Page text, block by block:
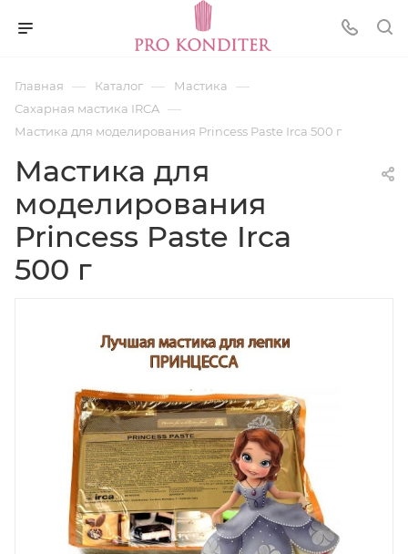
Главная — Каталог — Мастика —
Сахарная мастика IRCA —
Мастика для моделирования Princess Paste Irca 500 г
Мастика для
моделирования
Princess Paste Irca
500 г